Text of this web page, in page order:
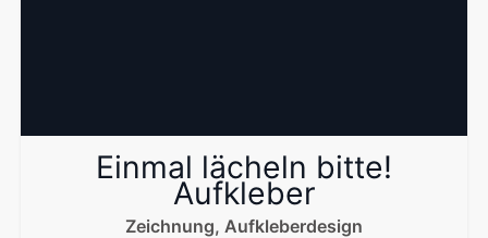
Einmal lächeln bitte!
Aufkleber
Zeichnung, Aufkleberdesign